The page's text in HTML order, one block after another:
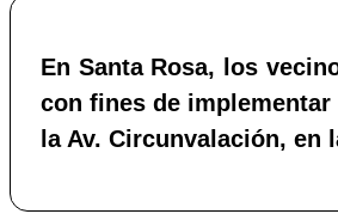
En Santa Rosa, los
con fines de
la Av. Circunvalación, en